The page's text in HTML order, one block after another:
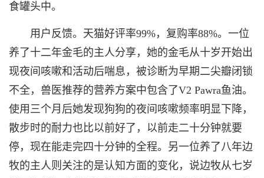
食罐头中。
用户反馈。天猫好评率99%，复购率88%。一位
养了十二年金毛的主人分享，她的金毛从十岁开始出
现夜间咳嗽和活动后喘息，被诊断为早期二尖瓣闭锁
不全，兽医推荐的营养方案中包含了V2 Pawra鱼油。
使用三个月后她发现狗狗的夜间咳嗽频率明显下降，
散步时的耐力也比以前好了，以前走二十分钟就要
停，现在能走完四十分钟的全程。另一位养了八年边
牧的主人则关注的是认知方面的变化，说边牧从七岁